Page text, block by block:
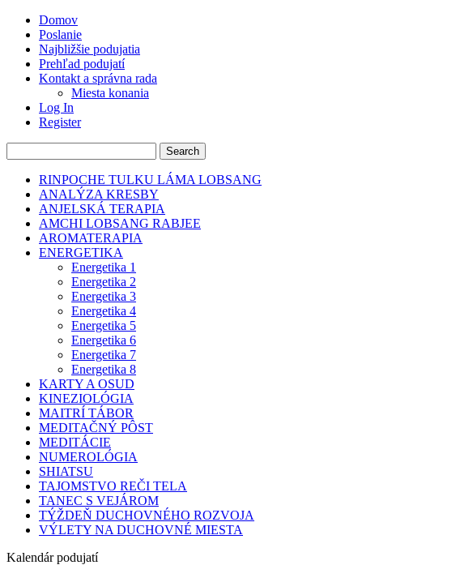
Domov
Poslanie
Najbližšie podujatia
Prehľad podujatí
Kontakt a správna rada
Miesta konania
Log In
Register
RINPOCHE TULKU LÁMA LOBSANG
ANALÝZA KRESBY
ANJELSKÁ TERAPIA
AMCHI LOBSANG RABJEE
AROMATERAPIA
ENERGETIKA
Energetika 1
Energetika 2
Energetika 3
Energetika 4
Energetika 5
Energetika 6
Energetika 7
Energetika 8
KARTY A OSUD
KINEZIOLÓGIA
MAITRÍ TÁBOR
MEDITAČNÝ PÔST
MEDITÁCIE
NUMEROLÓGIA
SHIATSU
TAJOMSTVO REČI TELA
TANEC S VEJÁROM
TÝŽDEŇ DUCHOVNÉHO ROZVOJA
VÝLETY NA DUCHOVNÉ MIESTA
Kalendár podujatí